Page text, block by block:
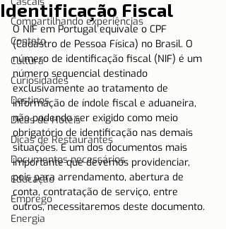
Compartilhando experiências
Contato
Cultura
Curiosidades
Destinos
Dicas de Hotéis
Dicas de Restaurantes
Documentos necessários
Educação
Emprego
Energia
Identificação Fiscal
O NIF em Portugal equivale o CPF
(Cadastro de Pessoa Física) no Brasil. O
número de identificação fiscal (NIF) é um
número sequencial destinado
exclusivamente ao tratamento de
informação de índole fiscal e aduaneira,
não podendo ser exigido como meio
obrigatório de identificação nas demais
situações. É um dos documentos mais
importante que devemos providenciar,
pois para arrendamento, abertura de
conta, contratação de serviço, entre
outros, necessitaremos deste documento.